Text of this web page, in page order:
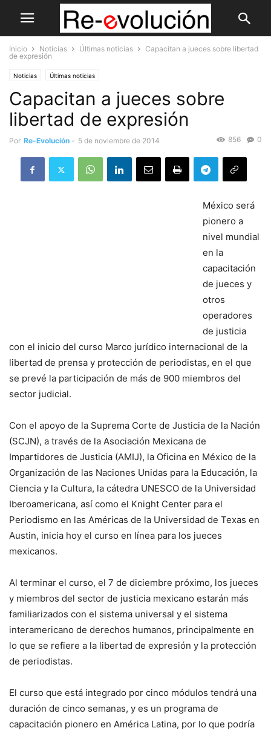
Inicio Noticias Últimas noticias
Capacitan a jueces sobre libertad
de expresión
Noticias Últimas noticias
Capacitan a jueces sobre
libertad de expresión
Por Re-Evolución - 5 de noviembre de 2014 0
856
México será
pionero a
nivel mundial
en la
capacitación
de jueces y
otros
operadores
de justicia
con el inicio del curso Marco jurídico internacional de la
libertad de prensa y protección de periodistas, en el que
se prevé la participación de más de 900 miembros del
sector judicial.
Con el apoyo de la Suprema Corte de Justicia de la Nación
(SCJN), a través de la Asociación Mexicana de
Impartidores de Justicia (AMIJ), la Oficina en México de la
Organización de las Naciones Unidas para la Educación, la
Ciencia y la Cultura, la cátedra UNESCO de la Universidad
Iberoamericana, así como el Knight Center para el
Periodismo en las Américas de la Universidad de Texas en
Austin, inicia hoy el curso en línea para los jueces
mexicanos.
Al terminar el curso, el 7 de diciembre próximo, los jueces
y miembros del sector de justicia mexicano estarán más
familiarizados con el sistema universal y el sistema
interamericano de derechos humanos, principalmente en
lo que se refiere a la libertad de expresión y la protección
de periodistas.
El curso que está integrado por cinco módulos tendrá una
duración de cinco semanas, y es un programa de
capacitación pionero en América Latina, por lo que podría